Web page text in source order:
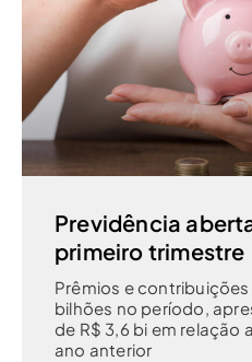
Previdência
primeiro trimestre
Prêmios e contribuições
bilhões no período,
de R$ 3,6 bi em relação
ano anterior